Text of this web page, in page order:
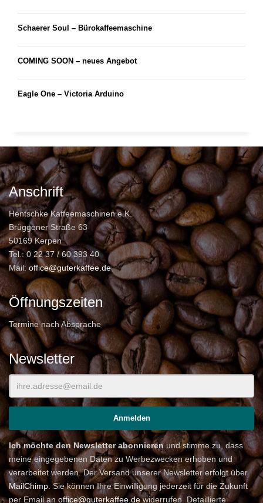
Schaerer Soul – Bürokaffeemaschine
COMING SOON – neues Angebot
Eagle One – Victoria Arduino
Anschrift
Hentschke Kaffeemaschinen e.K.
Brüggener Straße 63
50169 Kerpen
Tel.: 0 22 37 / 60 393 40
Mail: office@guterkaffee.de
Öffnungszeiten
Termine nach Absprache
Newsletter
Ich möchte den Newsletter abonnierenund stimme zu, dass
meine eingegebenen Daten zu Werbezwecken erhoben und
verarbeitet werden. Der Versand unserer Newsletter erfolgt über
MailChimp . Sie können Ihre Einwilligung jederzeit für die Zukunft
per Email an office@guterkaffee.dewiderrufen. Detaillierte